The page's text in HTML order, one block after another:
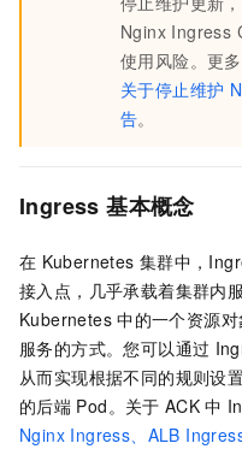
Nginx Ingress
使用风险。更
关于停止维护
告。
Ingress 基本概念
在 Kubernetes 集群中，
接入点，几乎承载着集群内
Kubernetes 中的一个资源
服务的方式。您可以通过
从而实现根据不同的规则设
的后端 Pod。关于 ACK 中
Nginx Ingress、ALB